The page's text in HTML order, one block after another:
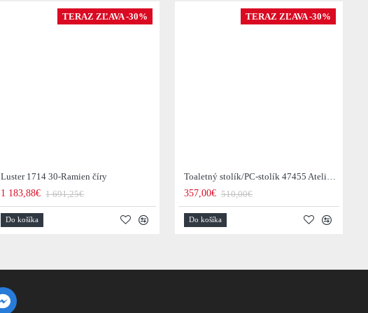
TERAZ ZĽAVA -30%
Luster 1714 30-Ramien číry
1 183,88€ 1 691,25€
Do košíka
TERAZ ZĽAVA -30%
Toaletný stolík/PC-stolík 47455 Atelier 120cm Natural Dub Dyha
357,00€ 510,00€
Do košíka